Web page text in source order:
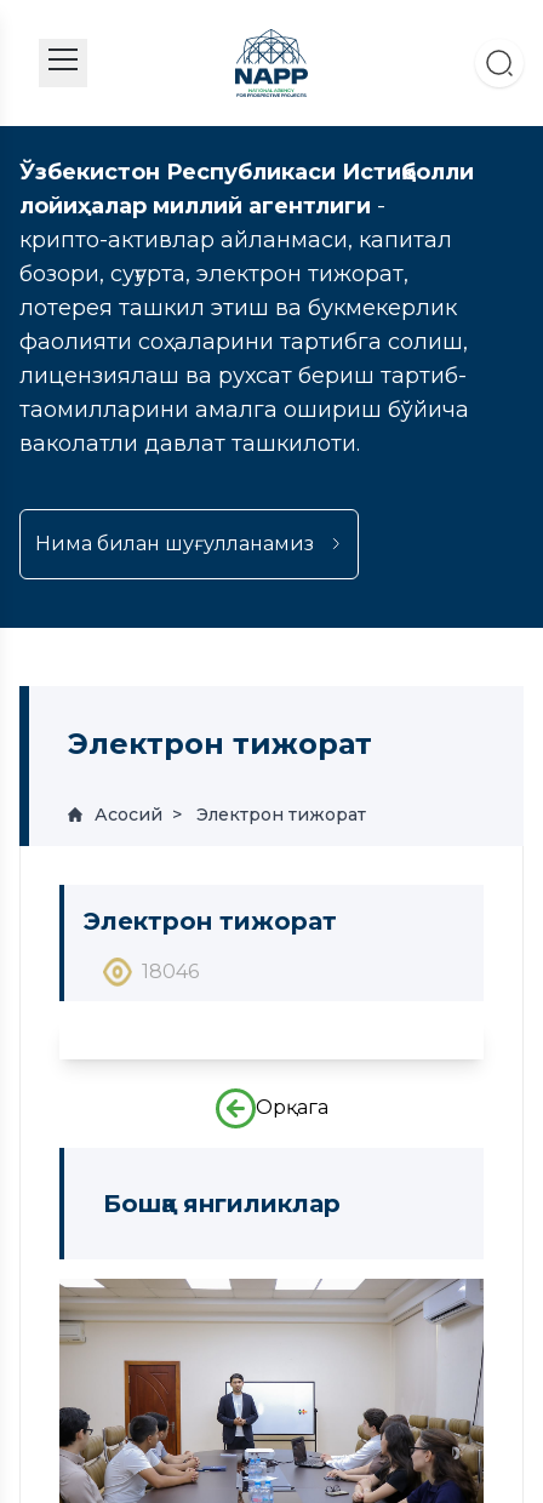
Ўзбекистон Республикаси Истиқболли
лойиҳалар миллий агентлиги -
крипто-активлар айланмаси, капитал
бозори, суғурта, электрон тижорат,
лотерея ташкил этиш ва букмекерлик
фаолияти соҳаларини тартибга солиш,
лицензиялаш ва рухсат бериш тартиб-
таомилларини амалга ошириш бўйича
ваколатли давлат ташкилоти.
Нима билан шуғулланамиз
Электрон тижорат
Асосий Электрон тижорат
Электрон тижорат
18046
Орқага
Бошқа янгиликлар